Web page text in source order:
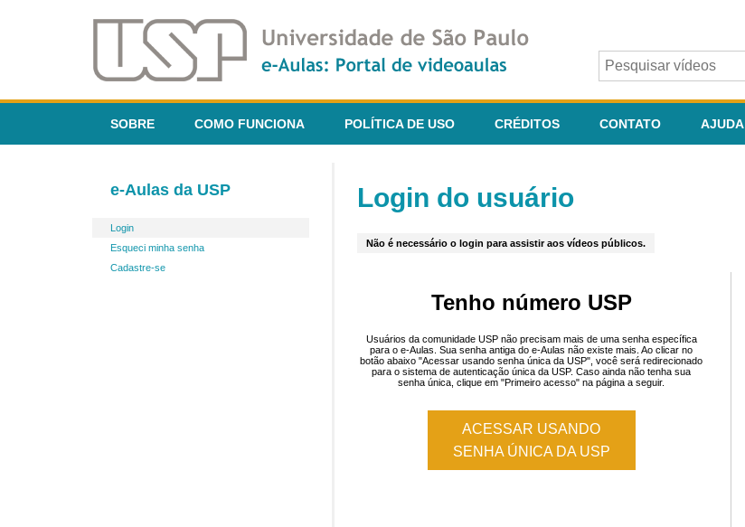
SOBRE COMO FUNCIONA POLÍTICA DE USO CRÉDITOS CONTATO AJUDA
e-Aulas da USP
Login
Esqueci minha senha
Cadastre-se
Login do usuário
Não é necessário o login para assistir aos vídeos públicos.
Tenho número USP
Usuários da comunidade USP não precisam mais de uma senha específica
para o e-Aulas. Sua senha antiga do e-Aulas não existe mais. Ao clicar no
botão abaixo "Acessar usando senha única da USP", você será redirecionado
para o sistema de autenticação única da USP. Caso ainda não tenha sua
senha única, clique em "Primeiro acesso" na página a seguir.
ACESSAR USANDO
SENHA ÚNICA DA USP